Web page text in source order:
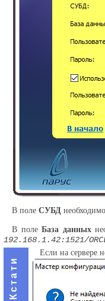
В поле СУБД
В полеБаза данных
192.168.1.42:1521/
Кстати
Если на сервере